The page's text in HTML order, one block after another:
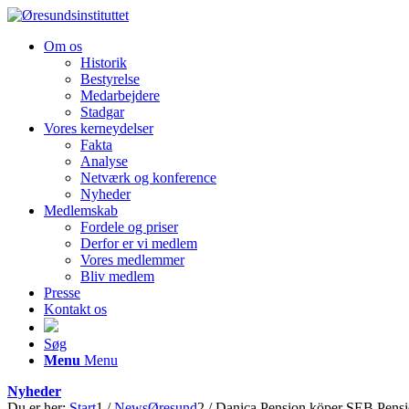
Om os
Historik
Bestyrelse
Medarbejdere
Stadgar
Vores kerneydelser
Fakta
Analyse
Netværk og konference
Nyheder
Medlemskab
Fordele og priser
Derfor er vi medlem
Vores medlemmer
Bliv medlem
Presse
Kontakt os
Søg
Menu Menu
Nyheder